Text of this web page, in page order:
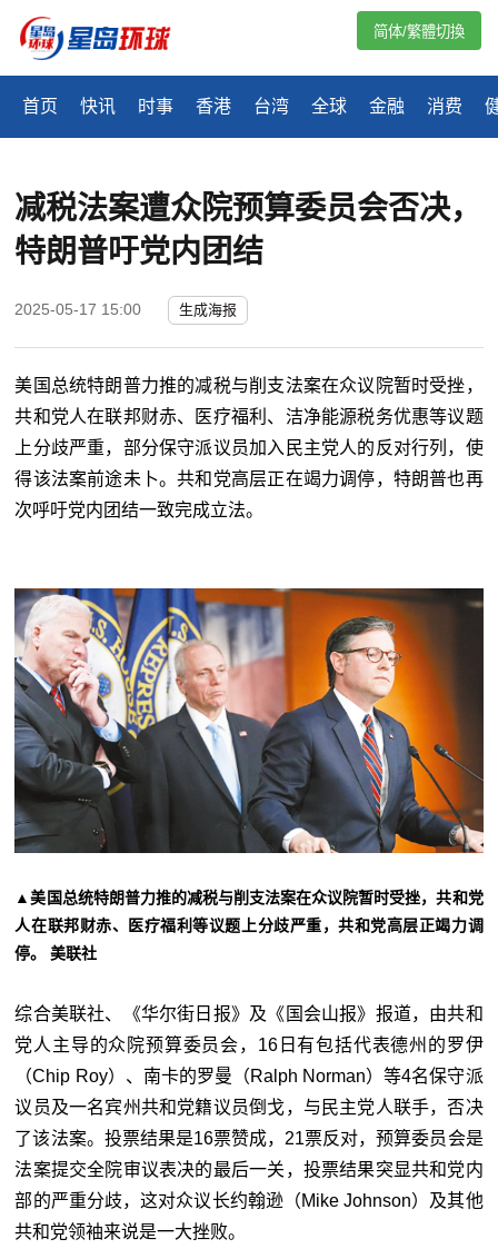
首页 快讯 时事 香港 台湾 全球 金融 消费
简体/繁體切換
减税法案遭众院预算委员会否决，
特朗普吁党内团结
2025-05-17 15:00 生成海报
美国总统特朗普力推的减税与削支法案在众议院暂时受挫，
共和党人在联邦财赤、医疗福利、洁净能源税务优惠等议题
上分歧严重，部分保守派议员加入民主党人的反对行列，使
得该法案前途未卜。共和党高层正在竭力调停，特朗普也再
次呼吁党内团结一致完成立法。
▲美国总统特朗普力推的减税与削支法案在众议院暂时受挫，共和党
人在联邦财赤、医疗福利等议题上分歧严重，共和党高层正竭力调
停。 美联社
综合美联社、《华尔街日报》及《国会山报》报道，由共和
党人主导的众院预算委员会，16日有包括代表德州的罗伊
（Chip Roy）、南卡的罗曼（Ralph Norman）等4名保守派
议员及一名宾州共和党籍议员倒戈，与民主党人联手，否决
了该法案。投票结果是16票赞成，21票反对，预算委员会是
法案提交全院审议表决的最后一关，投票结果突显共和党内
部的严重分歧，这对众议长约翰逊（Mike Johnson）及其他
共和党领袖来说是一大挫败。